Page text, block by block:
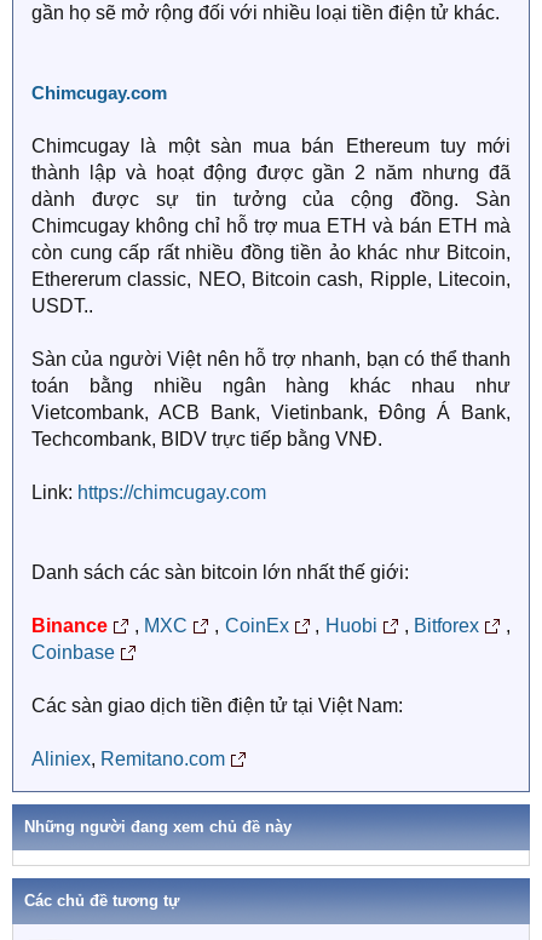
gần họ sẽ mở rộng đối với nhiều loại tiền điện tử khác.
Chimcugay.com
Chimcugay là một sàn mua bán Ethereum tuy mới
thành lập và hoạt động được gần 2 năm nhưng đã
dành được sự tin tưởng của cộng đồng. Sàn
Chimcugay không chỉ hỗ trợ mua ETH và bán ETH mà
còn cung cấp rất nhiều đồng tiền ảo khác như Bitcoin,
Ethererum classic, NEO, Bitcoin cash, Ripple, Litecoin,
USDT..
Sàn của người Việt nên hỗ trợ nhanh, bạn có thể thanh
toán bằng nhiều ngân hàng khác nhau như
Vietcombank, ACB Bank, Vietinbank, Đông Á Bank,
Techcombank, BIDV trực tiếp bằng VNĐ.
Link: https://chimcugay.com
Danh sách các sàn bitcoin lớn nhất thế giới:
Binance , MXC , CoinEx , Huobi , Bitforex
,
Coinbase
Các sàn giao dịch tiền điện tử tại Việt Nam:
Aliniex, Remitano.com
Những người đang xem chủ đề này
Các chủ đề tương tự